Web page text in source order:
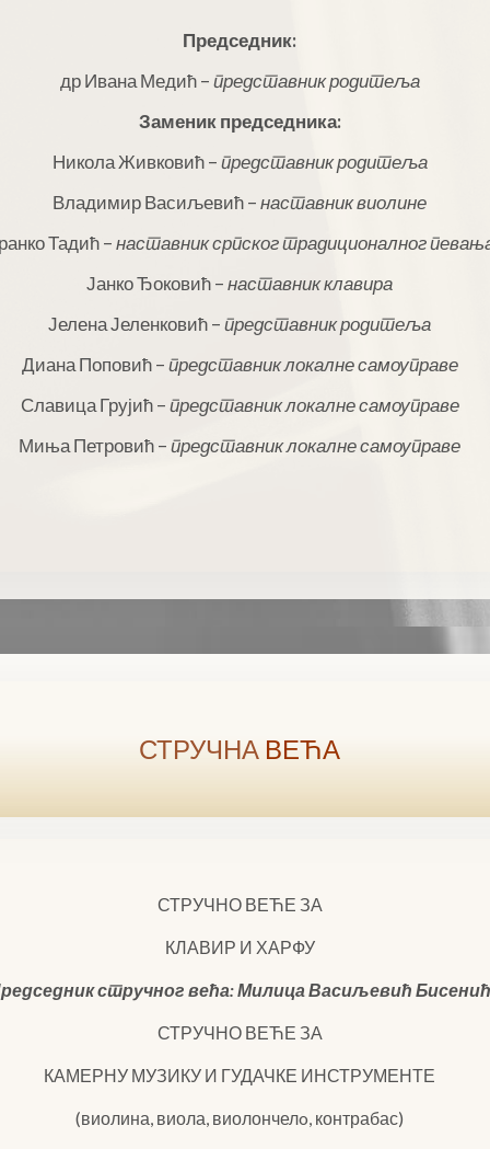
Председник:
др Ивана Медић –представник родитеља
Заменик председника:
Никола Живковић –представник родитеља
Владимир Васиљевић –наставник виолине
Тадић –наставник српског традиционалног
Јанко Ђоковић –наставник клавира
Јелена Јеленковић –представник родитеља
Диана Поповић –представник локалне самоуправе
Славица Грујић –представник локалне самоуправе
Миња Петровић –представник локалне самоуправе
СТРУЧНА ВЕЋА
СТРУЧНО ВЕЋЕ ЗА
КЛАВИР И ХАРФУ
стручног већа: Милица Васиљевић
СТРУЧНО ВЕЋЕ ЗА
КАМЕРНУ МУЗИКУ И ГУДАЧКЕ ИНСТРУМЕНТЕ
(виолина, виола, виолончелo, контрабас)